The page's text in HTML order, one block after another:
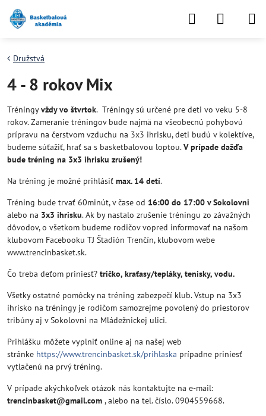
Družstvá
4 - 8 rokov Mix
Tréningyvždy vo štvrtok. Tréningy sú určené pre deti vo veku 5-8
rokov. Zameranie tréningov bude najmä na všeobecnú pohybovú
prípravu na čerstvom vzduchu na 3x3 ihrisku, deti budú v kolektíve,
budeme súťažiť, hrať sa s basketbalovou loptou.V prípade dažďa
bude tréning na 3x3 ihrisku zrušený!
Na tréning je možné prihlásiť max. 14 detí.
Tréning bude trvať 60minút, v čase od 16:00 do 17:00 v Sokolovni
alebo na 3x3 ihrisku. Ak by nastalo zrušenie tréningu zo závažných
dôvodov, o všetkom budeme rodičov vopred informovať na našom
klubovom Facebooku TJ Štadión Trenčín, klubovom webe
www.trencinbasket.sk.
Čo treba deťom priniesť? tričko, kraťasy/tepláky, tenisky, vodu.
Všetky ostatné pomôcky na tréning zabezpečí klub. Vstup na 3x3
ihrisko na tréningy je rodičom samozrejme povolený do priestorov
tribúny aj v Sokolovni na Mládežnickej ulici.
Prihlášku môžete vyplniť online aj na našej web
stránke https://www.trencinbasket.sk/prihlaska prípadne priniesť
vytlačenú na prvý tréning.
V prípade akýchkoľvek otázok nás kontaktujte na e-mail:
trencinbasket@gmail.com , alebo na tel. číslo. 0904559668.